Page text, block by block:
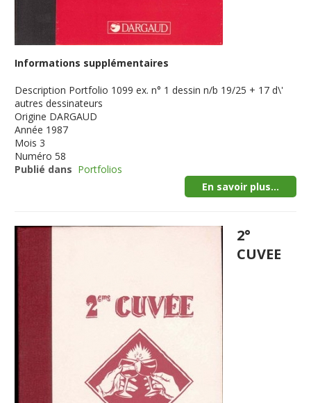
Informations supplémentaires
Description Portfolio 1099 ex. n° 1 dessin n/b 19/25 + 17 d\'
autres dessinateurs
Origine DARGAUD
Année 1987
Mois 3
Numéro 58
Publié dans Portfolios
En savoir plus...
2°
CUVEE